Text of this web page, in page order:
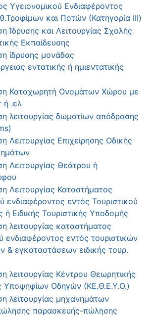
Υγειονομικού Ενδιαφέροντος
και Ποτών (Κατηγορία ΙΙΙ)
Ίδρυσης και Λειτουργίας Σχολής
Εκπαίδευσης
ίδρυσης μονάδας
εντατικής ή ημιεντατικής
Καταχωρητή Ονομάτων Χώρου με
ή .ελ
λειτουργίας δωματίων απόδρασης
Λειτουργίας Επιχείρησης Οδικής
Λειτουργίας Θεάτρου ή
Λειτουργίας Καταστήματος
ενδιαφέροντος εντός Τουριστικού
ή Ειδικής Τουριστικής Υποδομής
λειτουργίας καταστήματος
ενδιαφέροντος εντός τουριστικών
& εγκαταστάσεων ειδικής τουρ.
λειτουργίας Κέντρου Θεωρητικής
Υποψηφίων Οδηγών (ΚΕ.Θ.Ε.Υ.Ο.)
λειτουργίας μηχανημάτων
παρασκευής-πώλησης